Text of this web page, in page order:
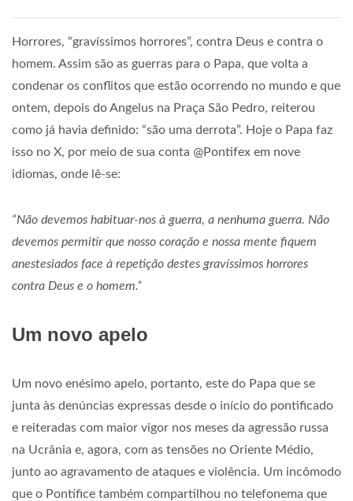
Horrores, “gravíssimos horrores”, contra Deus e contra o
homem. Assim são as guerras para o Papa, que volta a
condenar os conflitos que estão ocorrendo no mundo e que
ontem, depois do Angelus na Praça São Pedro, reiterou
como já havia definido: “são uma derrota”. Hoje o Papa faz
isso no X, por meio de sua conta @Pontifex em nove
idiomas, onde lê-se:
“Não devemos habituar-nos à guerra, a nenhuma guerra. Não
devemos permitir que nosso coração e nossa mente fiquem
anestesiados face à repetição destes gravíssimos horrores
contra Deus e o homem.”
Um novo apelo
Um novo enésimo apelo, portanto, este do Papa que se
junta às denúncias expressas desde o início do pontificado
e reiteradas com maior vigor nos meses da agressão russa
na Ucrânia e, agora, com as tensões no Oriente Médio,
junto ao agravamento de ataques e violência. Um incômodo
que o Pontífice também compartilhou no telefonema que